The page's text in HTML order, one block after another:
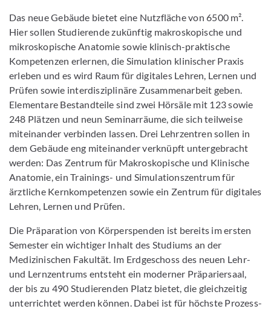
Das neue Gebäude bietet eine Nutzfläche von 6500 m².
Hier sollen Studierende zukünftig makroskopische und
mikroskopische Anatomie sowie klinisch-praktische
Kompetenzen erlernen, die Simulation klinischer Praxis
erleben und es wird Raum für digitales Lehren, Lernen und
Prüfen sowie interdisziplinäre Zusammenarbeit geben.
Elementare Bestandteile sind zwei Hörsäle mit 123 sowie
248 Plätzen und neun Seminarräume, die sich teilweise
miteinander verbinden lassen. Drei Lehrzentren sollen in
dem Gebäude eng miteinander verknüpft untergebracht
werden: Das Zentrum für Makroskopische und Klinische
Anatomie, ein Trainings- und Simulationszentrum für
ärztliche Kernkompetenzen sowie ein Zentrum für digitales
Lehren, Lernen und Prüfen.
Die Präparation von Körperspenden ist bereits im ersten
Semester ein wichtiger Inhalt des Studiums an der
Medizinischen Fakultät. Im Erdgeschoss des neuen Lehr-
und Lernzentrums entsteht ein moderner Präpariersaal,
der bis zu 490 Studierenden Platz bietet, die gleichzeitig
unterrichtet werden können. Dabei ist für höchste Prozess-